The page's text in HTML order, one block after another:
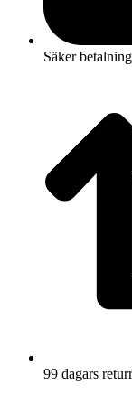
Säker betalning
99 dagars